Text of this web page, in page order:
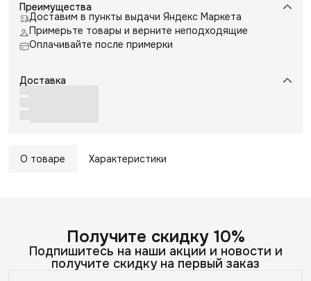
Преимущества
Доставим в пункты выдачи Яндекс Маркета
Примерьте товары и верните неподходящие
Оплачивайте после примерки
Доставка
О товаре Характеристики
Получите скидку 10%
Подпишитесь на наши акции и новости и
получите скидку на первый заказ